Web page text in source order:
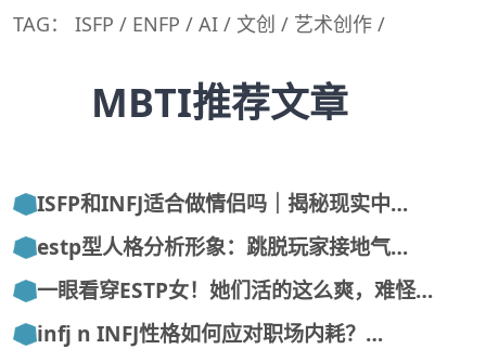
TAG： ISFP / ENFP / AI / 文创 / 艺术创作 /
MBTI推荐文章
ISFP和INFJ适合做情侣吗｜揭秘现实中…
estp型人格分析形象：跳脱玩家接地气…
一眼看穿ESTP女！她们活的这么爽，难怪…
infj n INFJ性格如何应对职场内耗？…